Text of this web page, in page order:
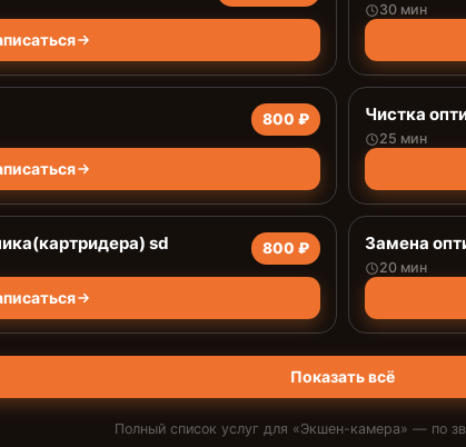
30 мин
800 ₽ Чистка
25 мин
sd 800 ₽ Замена
20 мин
Показать всё
Полный список услуг для «Экшен-камера» — по